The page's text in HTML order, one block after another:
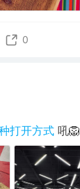
0
打开方式 吼🦁️